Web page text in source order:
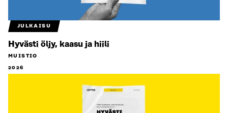
JULKAISU
Hyvästi öljy, kaasu ja hiili
MUISTIO
2026